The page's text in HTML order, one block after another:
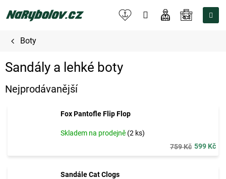
na
NÁKUPNÍ
Boty
Sandály a lehké boty
Nejprodávanější
Fox Pantofle Flip Flop
Skladem na prodejně (2 ks)
759 Kč 599 Kč
Sandále Cat Clogs